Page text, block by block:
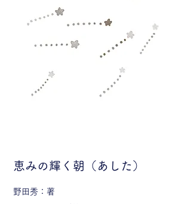
恵みの輝く朝（あした）
野田秀：著